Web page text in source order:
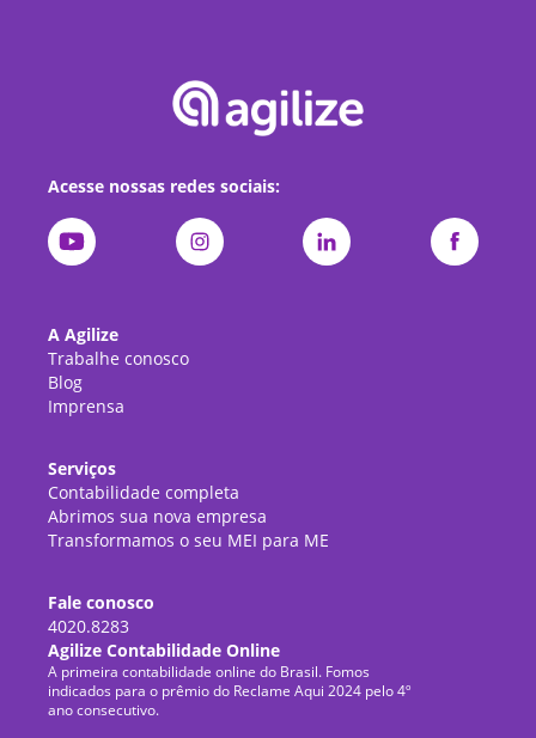
Acesse nossas redes sociais:
A Agilize
Trabalhe conosco
Blog
Imprensa
Serviços
Contabilidade completa
Abrimos sua nova empresa
Transformamos o seu MEI para ME
Fale conosco
4020.8283
Agilize Contabilidade Online
A primeira contabilidade online do Brasil. Fomos
indicados para o prêmio do Reclame Aqui 2024 pelo 4º
ano consecutivo.